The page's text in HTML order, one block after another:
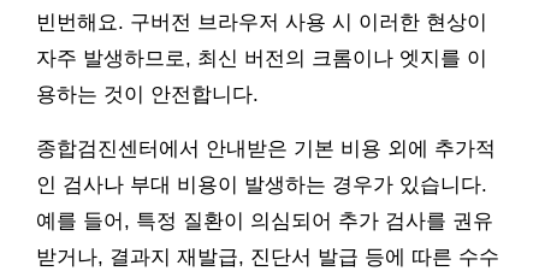
빈번해요. 구버전 브라우저 사용 시 이러한 현상이
자주 발생하므로, 최신 버전의 크롬이나 엣지를 이
용하는 것이 안전합니다.
종합검진센터에서 안내받은 기본 비용 외에 추가적
인 검사나 부대 비용이 발생하는 경우가 있습니다.
예를 들어, 특정 질환이 의심되어 추가 검사를 권유
받거나, 결과지 재발급, 진단서 발급 등에 따른 수수